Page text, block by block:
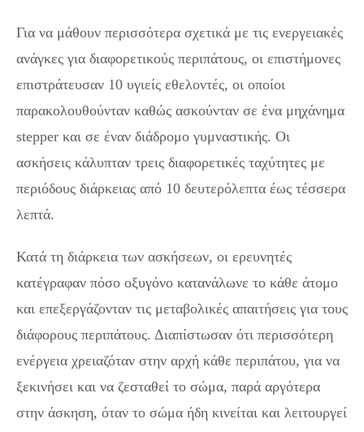
Για να μάθουν περισσότερα σχετικά με τις ενεργειακές
ανάγκες για διαφορετικούς περιπάτους, οι επιστήμονες
επιστράτευσαν 10 υγιείς εθελοντές, οι οποίοι
παρακολουθούνταν καθώς ασκούνταν σε ένα μηχάνημα
stepper και σε έναν διάδρομο γυμναστικής. Οι
ασκήσεις κάλυπταν τρεις διαφορετικές ταχύτητες με
περιόδους διάρκειας από 10 δευτερόλεπτα έως τέσσερα
λεπτά.
Κατά τη διάρκεια των ασκήσεων, οι ερευνητές
κατέγραφαν πόσο οξυγόνο κατανάλωνε το κάθε άτομο
και επεξεργάζονταν τις μεταβολικές απαιτήσεις για τους
διάφορους περιπάτους. Διαπίστωσαν ότι περισσότερη
ενέργεια χρειαζόταν στην αρχή κάθε περιπάτου, για να
ξεκινήσει και να ζεσταθεί το σώμα, παρά αργότερα
στην άσκηση, όταν το σώμα ήδη κινείται και λειτουργεί